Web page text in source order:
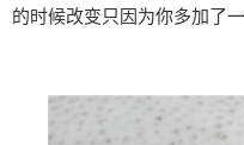
的时候改变只因为你多加了